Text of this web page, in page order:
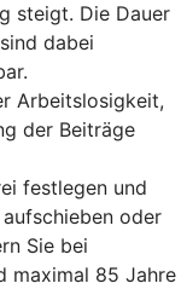
steigt. Die Dauer
dabei
Arbeitslosigkeit,
der Beiträge
festlegen und
oder
Sie bei
maximal 85 Jahre